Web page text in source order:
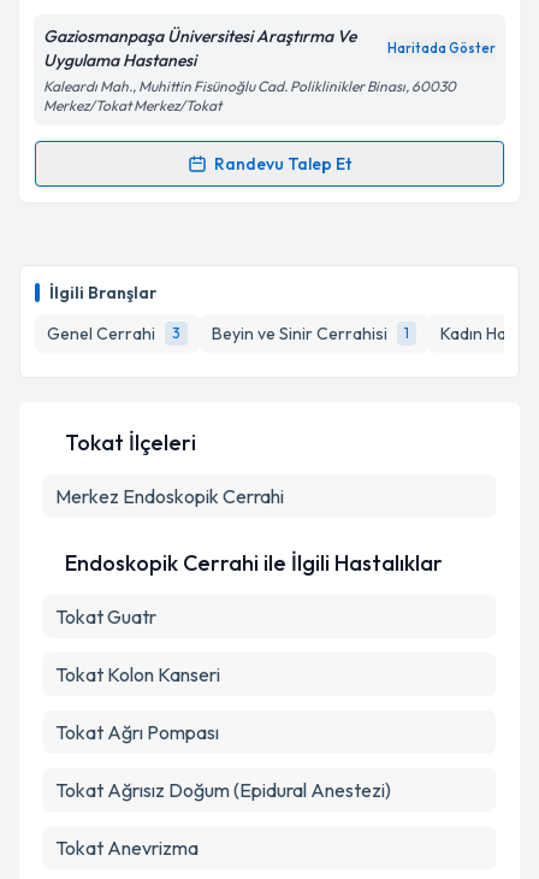
İlgili Branşlar
Genel Cerrahi
3 Beyin ve Sinir Cerrahisi 1 Kadın
Kişisel verilerimin işlenmesine ilişkin
Aydınlatma
Metni'ni okudum ve kişisel verilerimin belirtilen
kapsamda işlenmesini kabul ediyorum.
Takvim Talebini Gönder
Gaziosmanpaşa Üniversitesi Araştırma Ve
Uygulama Hastanesi
Haritada Göster
Kaleardı Mah., Muhittin Fisünoğlu Cad. Poliklinikler Binası, 60030
Merkez/Tokat Merkez/Tokat
Randevu Talep Et
Randevu Takvimi Talebi
için bir takvim hazırlandığında e-posta ile
bilgilendireceğiz.
E-posta Adresiniz
Kişisel verilerimin işlenmesine ilişkin
Tokat İlçeleri
Merkez Endoskopik Cerrahi
Endoskopik Cerrahi ile İlgili Hastalıklar
Tokat Guatr
Tokat Kolon Kanseri
Tokat Ağrı Pompası
Tokat Ağrısız Doğum (Epidural Anestezi)
Tokat Anevrizma